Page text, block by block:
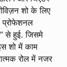
शो के लिए
प्रोफेशनल
से हुई. जिसमे
शो में काम
रोल में नजर